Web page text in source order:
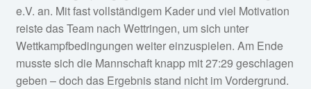
e.V. an. Mit fast vollständigem Kader und viel Motivation
reiste das Team nach Wettringen, um sich unter
Wettkampfbedingungen weiter einzuspielen. Am Ende
musste sich die Mannschaft knapp mit 27:29 geschlagen
geben – doch das Ergebnis stand nicht im Vordergrund.